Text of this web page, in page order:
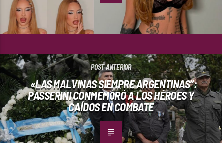
POST ANTERIOR
«LAS MALVINAS SIEMPRE ARGENTINAS”:
PASSERINI CONMEMORÓ A LOS HÉROES Y
CAÍDOS EN COMBATE